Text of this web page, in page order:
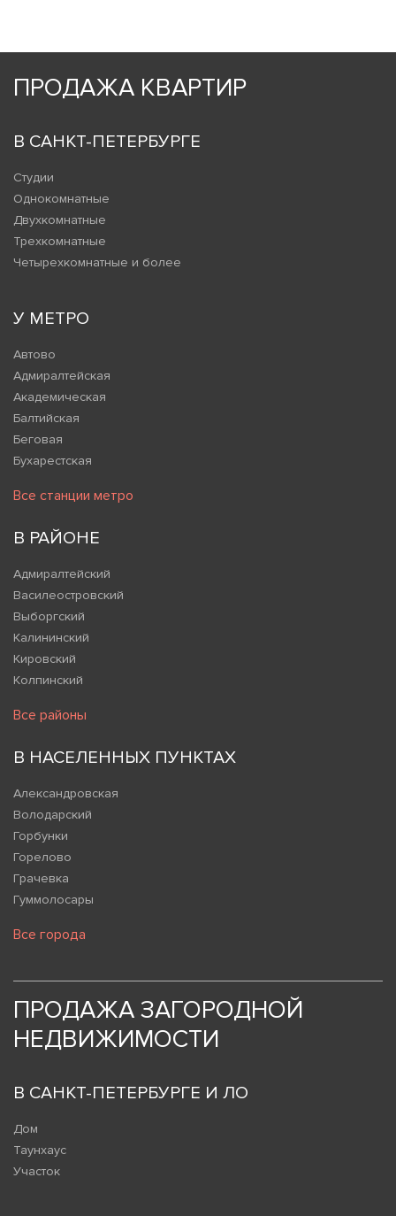
ПРОДАЖА КВАРТИР
В САНКТ-ПЕТЕРБУРГЕ
Студии
Однокомнатные
Двухкомнатные
Трехкомнатные
Четырехкомнатные и более
У МЕТРО
Автово
Адмиралтейская
Академическая
Балтийская
Беговая
Бухарестская
Все станции метро
В РАЙОНЕ
Адмиралтейский
Василеостровский
Выборгский
Калининский
Кировский
Колпинский
Все районы
В НАСЕЛЕННЫХ ПУНКТАХ
Александровская
Володарский
Горбунки
Горелово
Грачевка
Гуммолосары
Все города
ПРОДАЖА ЗАГОРОДНОЙ
НЕДВИЖИМОСТИ
В САНКТ-ПЕТЕРБУРГЕ И ЛО
Дом
Таунхаус
Участок